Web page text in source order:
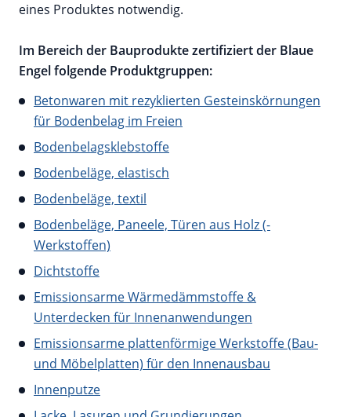
eines Produktes notwendig.
Im Bereich der Bauprodukte zertifiziert der Blaue
Engel folgende Produktgruppen:
Betonwaren mit rezyklierten Gesteinskörnungen
für Bodenbelag im Freien
Bodenbelagsklebstoffe
Bodenbeläge, elastisch
Bodenbeläge, textil
Bodenbeläge, Paneele, Türen aus Holz (-
Werkstoffen)
Dichtstoffe
Emissionsarme Wärmedämmstoffe &
Unterdecken für Innenanwendungen
Emissionsarme plattenförmige Werkstoffe (Bau-
und Möbelplatten) für den Innenausbau
Innenputze